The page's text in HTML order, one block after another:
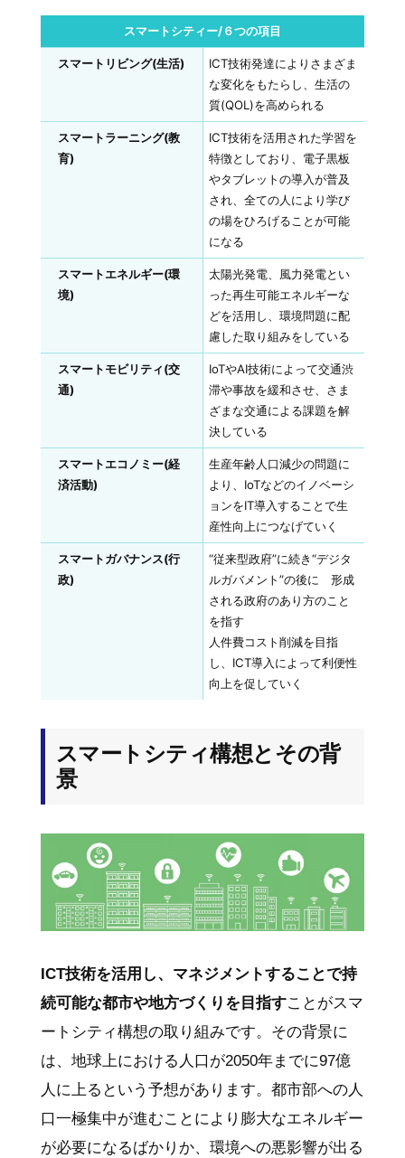
スマートシティー/６つの項目
スマートリビング(生活)
ICT技術発達によりさまざま
な変化をもたらし、生活の
質(QOL)を高められる
スマートラーニング(教
育)
ICT技術を活用された学習を
特徴としており、電子黒板
やタブレットの導入が普及
され、全ての人により学び
の場をひろげることが可能
になる
スマートエネルギー(環
境)
太陽光発電、風力発電とい
った再生可能エネルギーな
どを活用し、環境問題に配
慮した取り組みをしている
スマートモビリティ(交
通)
IoTやAI技術によって交通渋
滞や事故を緩和させ、さま
ざまな交通による課題を解
決している
スマートエコノミー(経
済活動)
生産年齢人口減少の問題に
より、IoTなどのイノベーシ
ョンをIT導入することで生
産性向上につなげていく
スマートガバナンス(行
政)
“従来型政府”に続き“デジタ
ルガバメント”の後に 形成
される政府のあり方のこと
を指す
人件費コスト削減を目指
し、ICT導入によって利便性
向上を促していく
スマートシティ構想とその背
景
ICT技術を活用し、マネジメントすることで持
続可能な都市や地方づくりを目指すことがスマ
ートシティ構想の取り組みです。その背景に
は、地球上における人口が2050年までに97億
人に上るという予想があります。都市部への人
口一極集中が進むことにより膨大なエネルギー
が必要になるばかりか、環境への悪影響が出る